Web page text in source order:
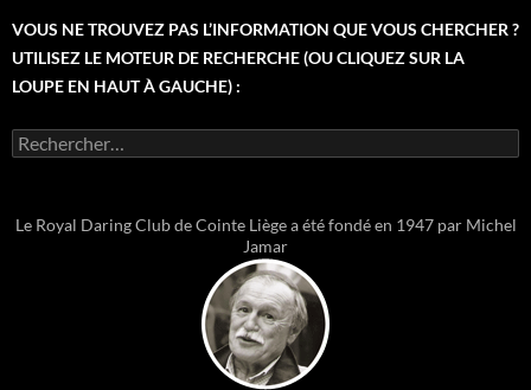
VOUS NE TROUVEZ PAS L’INFORMATION QUE VOUS CHERCHER ?
UTILISEZ LE MOTEUR DE RECHERCHE (OU CLIQUEZ SUR LA
LOUPE EN HAUT À GAUCHE) :
Rechercher :
Le Royal Daring Club de Cointe Liège a été fondé en 1947 par Michel
Jamar